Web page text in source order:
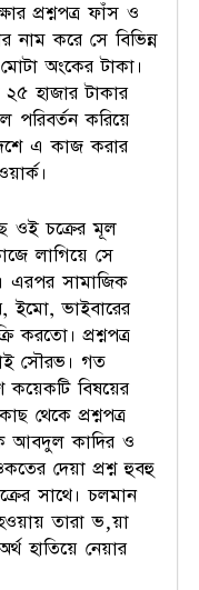
প্রশ্নপত্র ফাঁস ও
নাম করে সে বিভিন্ন
মোটা অংকের টাকা।
২৫ হাজার টাকার
পরিবর্তন করিয়ে
এ কাজ করার
ওই চক্রের মূল
লাগিয়ে সে
এরপর সামাজিক
ইমো, ভাইবারের
করতো। প্রশ্নপত্র
সৌরভ। গত
বিষয়ের
থেকে প্রশ্নপত্র
আবদুল কাদির ও
দেয়া প্রশ্ন হুবহু
সাথে। চলমান
তারা ভ‚য়া
হাতিয়ে নেয়ার